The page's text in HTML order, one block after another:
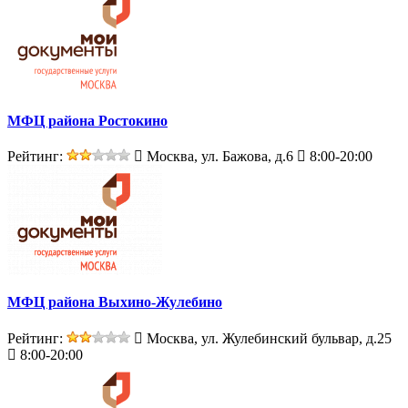
МФЦ района Ростокино
Рейтинг: Москва, ул. Бажова, д.6 8:00-20:00
МФЦ района Выхино-Жулебино
Рейтинг:
Москва, ул. Жулебинский бульвар, д.25
8:00-20:00